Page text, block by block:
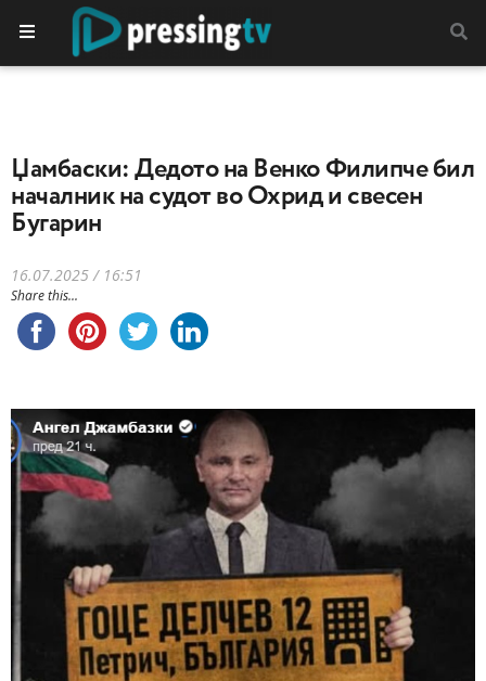
Џамбаски: Дедото на Венко Филипче бил
началник на судот во Охрид и свесен
Бугарин
16.07.2025 / 16:51
Share this...